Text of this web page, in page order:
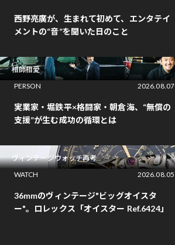
西野亮廣が、生まれて初めて、エンタテイ
メントの“音”を聞いた日のこと
相師相愛
PERSON
2026.08.07
実業家・堀鉄平×格闘家・朝倉海、“無償の
支援”が生む成功の循環とは
ヴィンテージウォッチ再考
WATCH
2026.08.05
36mmのヴィンテージ"ビッグオイスタ
ー"。ロレックス「オイスター Ref.6424」